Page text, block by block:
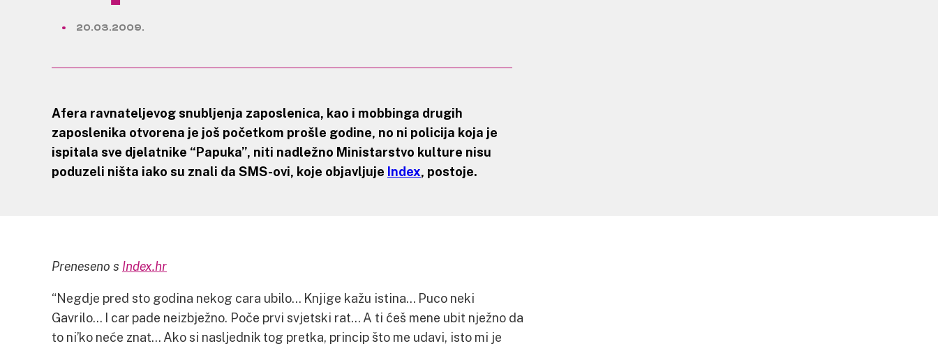
20.03.2009.
Afera ravnateljevog snubljenja zaposlenica, kao i mobbinga drugih
zaposlenika otvorena je još početkom prošle godine, no ni policija koja je
ispitala sve djelatnike “Papuka”, niti nadležno Ministarstvo kulture nisu
poduzeli ništa iako su znali da SMS-ovi, koje objavljuje Index, postoje.
Preneseno s Index.hr
“Negdje pred sto godina nekog cara ubilo… Knjige kažu istina… Puco neki
Gavrilo… I car pade neizbježno. Poče prvi svjetski rat… A ti ćeš mene ubit nježno da
to ni’ko neće znat… Ako si nasljednik tog pretka, princip što me udavi, isto mi je